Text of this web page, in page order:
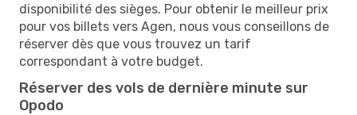
disponibilité des sièges. Pour obtenir le meilleur prix
pour vos billets vers Agen, nous vous conseillons de
réserver dès que vous trouvez un tarif
correspondant à votre budget.
Réserver des vols de dernière minute sur
Opodo